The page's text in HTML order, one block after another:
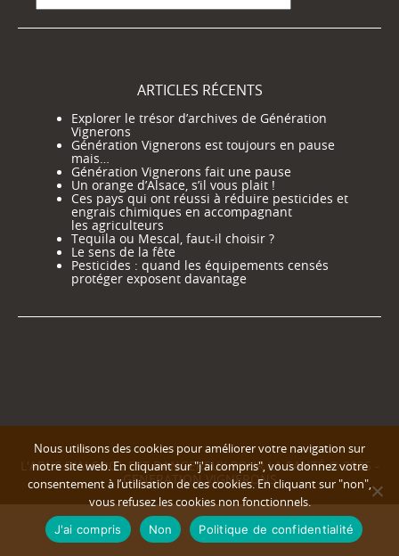
ARTICLES RÉCENTS
Explorer le trésor d’archives de Génération
Vignerons
Génération Vignerons est toujours en pause
mais…
Génération Vignerons fait une pause
Un orange d’Alsace, s’il vous plait !
Ces pays qui ont réussi à réduire pesticides et
engrais chimiques en accompagnant
les agriculteurs
Tequila ou Mescal, faut-il choisir ?
Le sens de la fête
Pesticides : quand les équipements censés
protéger exposent davantage
L'ABUS D'ALCOOL EST DANGEREUX POUR LA SANTÉ © 2025 -
GENERATION VIGNERONS
Nous utilisons des cookies pour améliorer votre navigation sur
notre site web. En cliquant sur "j'ai compris", vous donnez votre
consentement à l’utilisation de ces cookies. En cliquant sur "non",
vous refusez les cookies non fonctionnels.
J'ai compris Non Politique de confidentialité